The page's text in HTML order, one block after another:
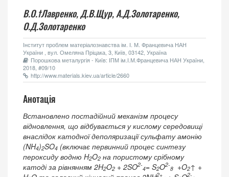
В.О.†Лавренко,Д.В.Щур, А.Д.Золотаренко,
О.Д.Золотаренко
Інститут проблем матеріалознавства ім. І. М. Францевича НАН
України , вул. Омеляна Пріцака, 3, Київ, 03142, Україна
Порошкова металургія - Київ: ІПМ ім.І.М.Францевича НАН України,
2018, #09/10
http://www.materials.kiev.ua/article/2660
Анотація
Встановлено постадійний механізм процесу
відновлення, що відбувається у кислому середовищі
внаслідок катодної деполяризації сульфату амонію
(NH4)2SO4 (включає первинний процес синтезу
пероксиду водню H2O2 на пористому срібному
катоді за рівнянням 2H2O2 + 2SO2-
4= S2O2-
8 +O2↑ +
2+ 2-